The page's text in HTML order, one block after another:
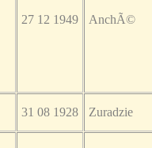
27 12 1949 AnchÃ©
31 08 1928 Zuradzie